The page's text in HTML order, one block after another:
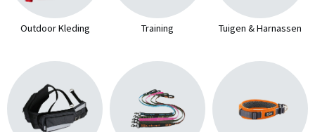
Outdoor Kleding Training Tuigen & Harnassen